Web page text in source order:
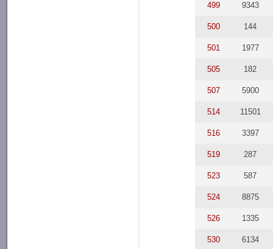
499 9343
500 144
501 1977
505 182
507 5900
514 11501
516 3397
519 287
523 587
524 8875
526 1335
530 6134